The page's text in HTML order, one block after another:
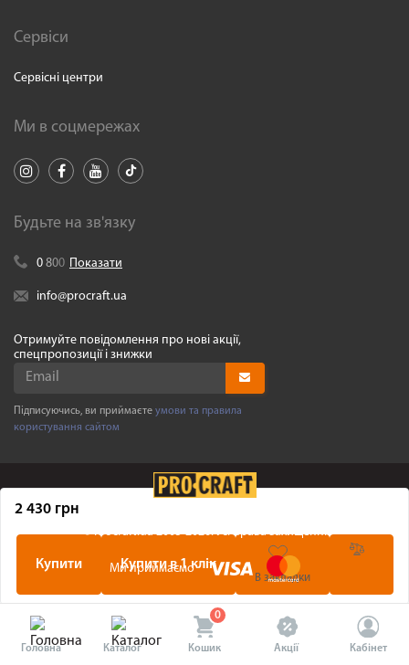
2 430 грн
Купити Купити в 1 клік
В закладки
Сервіси
Сервісні центри
Ми в соцмережах
Будьте на зв'язку
0 800 Показати
info@procraft.ua
Отримуйте повідомлення про нові акції,
спецпропозиції і знижки
Підписуючись, ви приймаєте умови та правила
користування сайтом
©Procraft.ua2005-2026. Усі права захищенні
Ми приймаємо
Головна Каталог
0
Кошик Акції Кабінет